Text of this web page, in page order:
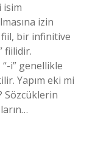
isim
izin
fiil, bir infinitive
fiilidir.
i” genellikle
Yapım eki mi
Sözcüklerin